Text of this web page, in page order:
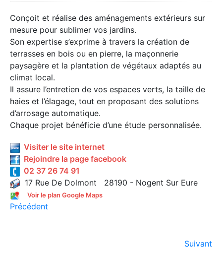
Conçoit et réalise des aménagements extérieurs sur
mesure pour sublimer vos jardins.
Son expertise s’exprime à travers la création de
terrasses en bois ou en pierre, la maçonnerie
paysagère et la plantation de végétaux adaptés au
climat local.
Il assure l’entretien de vos espaces verts, la taille de
haies et l’élagage, tout en proposant des solutions
d’arrosage automatique.
Chaque projet bénéficie d’une étude personnalisée.
Visiter le site internet
Rejoindre la page facebook
02 37 26 74 91
17 Rue De Dolmont 28190 - Nogent Sur Eure
Voir le plan Google Maps
Précédent
Suivant